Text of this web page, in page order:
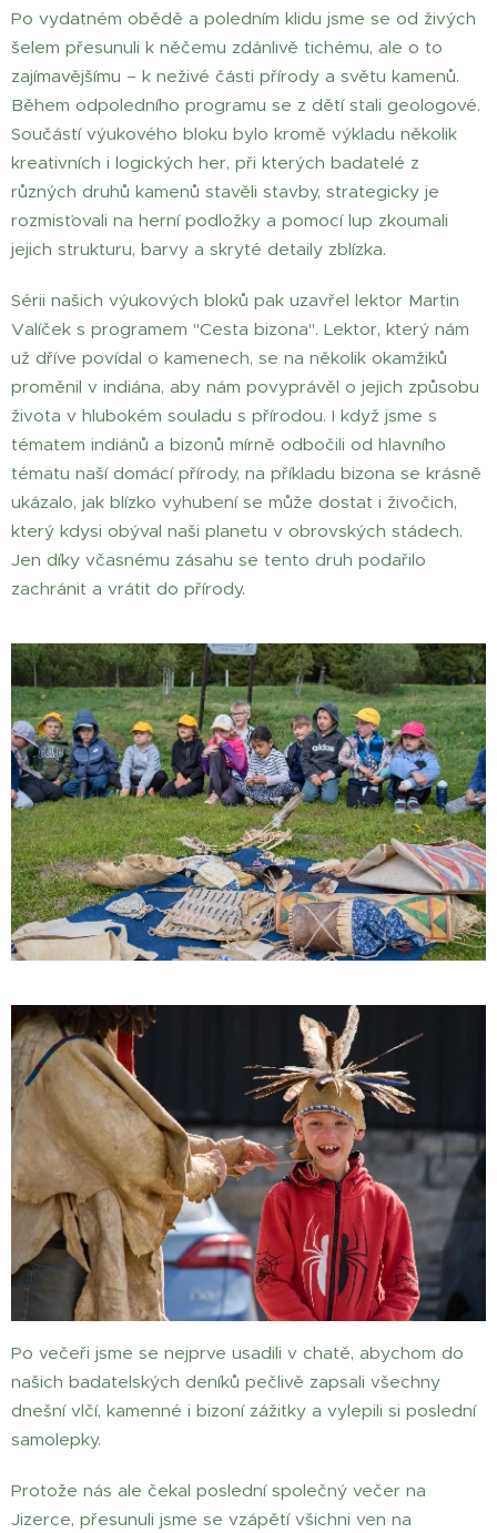
Po vydatném obědě a poledním klidu jsme se od živých
šelem přesunuli k něčemu zdánlivě tichému, ale o to
zajímavějšímu – k neživé části přírody a světu kamenů.
Během odpoledního programu se z dětí stali geologové.
Součástí výukového bloku bylo kromě výkladu několik
kreativních i logických her, při kterých badatelé z
různých druhů kamenů stavěli stavby, strategicky je
rozmisťovali na herní podložky a pomocí lup zkoumali
jejich strukturu, barvy a skryté detaily zblízka.
Sérii našich výukových bloků pak uzavřel lektor Martin
Valíček s programem "Cesta bizona". Lektor, který nám
už dříve povídal o kamenech, se na několik okamžiků
proměnil v indiána, aby nám povyprávěl o jejich způsobu
života v hlubokém souladu s přírodou. I když jsme s
tématem indiánů a bizonů mírně odbočili od hlavního
tématu naší domácí přírody, na příkladu bizona se krásně
ukázalo, jak blízko vyhubení se může dostat i živočich,
který kdysi obýval naši planetu v obrovských stádech.
Jen díky včasnému zásahu se tento druh podařilo
zachránit a vrátit do přírody.
Po večeři jsme se nejprve usadili v chatě, abychom do
našich badatelských deníků pečlivě zapsali všechny
dnešní vlčí, kamenné i bizoní zážitky a vylepili si poslední
samolepky.
Protože nás ale čekal poslední společný večer na
Jizerce, přesunuli jsme se vzápětí všichni ven na